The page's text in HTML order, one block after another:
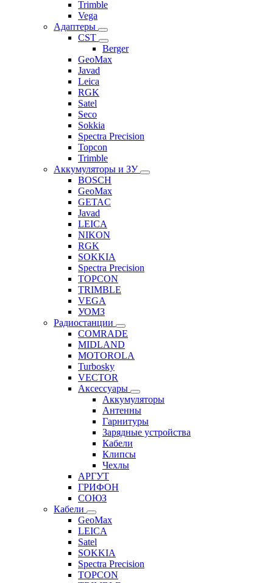
Trimble
Vega
Адаптеры
CST
Berger
GeoMax
Javad
Leica
RGK
Satel
Seco
Sokkia
Spectra Precision
Topcon
Trimble
Аккумуляторы и ЗУ
BOSCH
GeoMax
GETAC
Javad
LEICA
NIKON
RGK
SOKKIA
Spectra Precision
TOPCON
TRIMBLE
VEGA
УОМЗ
Радиостанции
COMRADE
MIDLAND
MOTOROLA
Turbosky
VECTOR
Аксессуары
Аккумуляторы
Антенны
Гарнитуры
Зарядные устройства
Кабели
Клипсы
Чехлы
АРГУТ
ГРИФОН
СОЮЗ
Кабели
GeoMax
LEICA
Satel
SOKKIA
Spectra Precision
TOPCON